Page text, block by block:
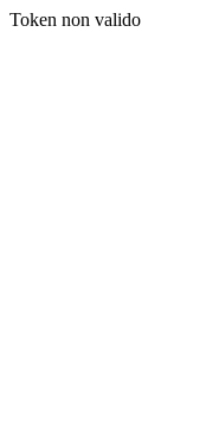
Token non valido